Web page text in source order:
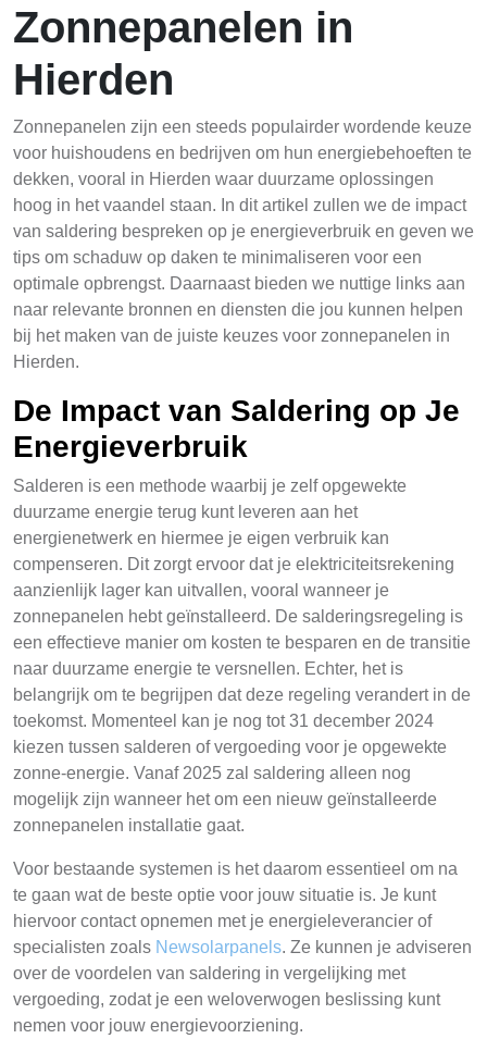
Zonnepanelen in
Hierden
Zonnepanelen zijn een steeds populairder wordende keuze
voor huishoudens en bedrijven om hun energiebehoeften te
dekken, vooral in Hierden waar duurzame oplossingen
hoog in het vaandel staan. In dit artikel zullen we de impact
van saldering bespreken op je energieverbruik en geven we
tips om schaduw op daken te minimaliseren voor een
optimale opbrengst. Daarnaast bieden we nuttige links aan
naar relevante bronnen en diensten die jou kunnen helpen
bij het maken van de juiste keuzes voor zonnepanelen in
Hierden.
De Impact van Saldering op Je
Energieverbruik
Salderen is een methode waarbij je zelf opgewekte
duurzame energie terug kunt leveren aan het
energienetwerk en hiermee je eigen verbruik kan
compenseren. Dit zorgt ervoor dat je elektriciteitsrekening
aanzienlijk lager kan uitvallen, vooral wanneer je
zonnepanelen hebt geïnstalleerd. De salderingsregeling is
een effectieve manier om kosten te besparen en de transitie
naar duurzame energie te versnellen. Echter, het is
belangrijk om te begrijpen dat deze regeling verandert in de
toekomst. Momenteel kan je nog tot 31 december 2024
kiezen tussen salderen of vergoeding voor je opgewekte
zonne-energie. Vanaf 2025 zal saldering alleen nog
mogelijk zijn wanneer het om een nieuw geïnstalleerde
zonnepanelen installatie gaat.
Voor bestaande systemen is het daarom essentieel om na
te gaan wat de beste optie voor jouw situatie is. Je kunt
hiervoor contact opnemen met je energieleverancier of
specialisten zoals Newsolarpanels. Ze kunnen je adviseren
over de voordelen van saldering in vergelijking met
vergoeding, zodat je een weloverwogen beslissing kunt
nemen voor jouw energievoorziening.